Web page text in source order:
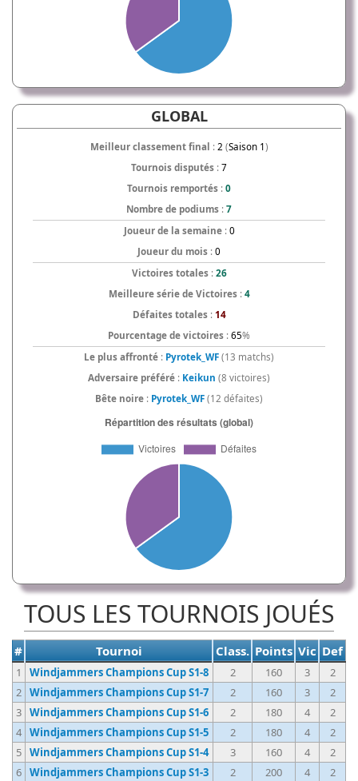
GLOBAL
Meilleur classement final : 2 (Saison 1)
Tournois disputés : 7
Tournois remportés : 0
Nombre de podiums : 7
Joueur de la semaine: 0
Joueur du mois : 0
Victoires totales: 26
Meilleure série de Victoires: 4
Défaites totales: 14
Pourcentage de victoires : 65%
Le plus affronté : Pyrotek_WF (13 matchs)
Adversaire préféré : Keikun (8 victoires)
Bête noire : Pyrotek_WF (12 défaites)
TOUS LES TOURNOIS JOUÉS
# Tournoi Class. Points Vic Def
1 Windjammers Champions Cup S1-8 2 160 3
2
2 Windjammers Champions Cup S1-7 2 160 3
2
3 Windjammers Champions Cup S1-6 2 180 4
2
4 Windjammers Champions Cup S1-5 2 180 4
2
5 Windjammers Champions Cup S1-4 3 160 4
2
6 Windjammers Champions Cup S1-3 2 200 4 2